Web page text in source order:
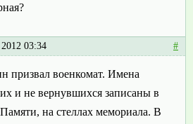
03:34 #
призвал военкомат. Имена
и не вернувшихся записаны в
на стеллах мемориала. В